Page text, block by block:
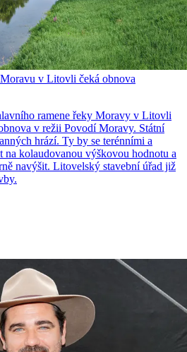
v Litovli čeká obnova
ramene řeky Moravy v Litovli
v režii Povodí Moravy. Státní
hrází. Ty by se terénními a
kolaudovanou výškovou hodnotu a
navýšit. Litovelský stavební úřad již